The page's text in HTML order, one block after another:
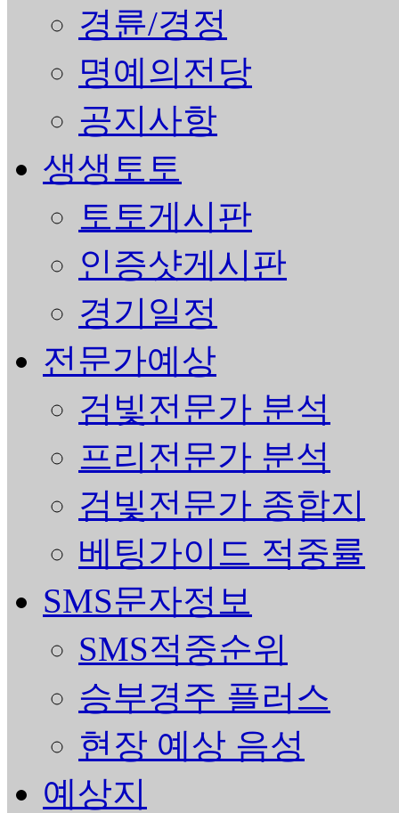
경륜/경정
명예의전당
공지사항
생생토토
토토게시판
인증샷게시판
경기일정
전문가예상
검빛전문가 분석
프리전문가 분석
검빛전문가 종합지
베팅가이드 적중률
SMS문자정보
SMS적중순위
승부경주 플러스
현장 예상 음성
예상지